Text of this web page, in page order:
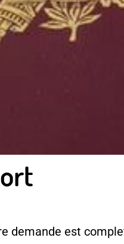
demande est